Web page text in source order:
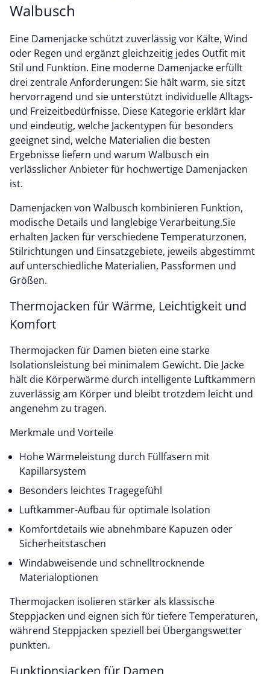
Walbusch
Eine Damenjacke schützt zuverlässig vor Kälte, Wind
oder Regen und ergänzt gleichzeitig jedes Outfit mit
Stil und Funktion. Eine moderne Damenjacke erfüllt
drei zentrale Anforderungen: Sie hält warm, sie sitzt
hervorragend und sie unterstützt individuelle Alltags-
und Freizeitbedürfnisse. Diese Kategorie erklärt klar
und eindeutig, welche Jackentypen für besonders
geeignet sind, welche Materialien die besten
Ergebnisse liefern und warum Walbusch ein
verlässlicher Anbieter für hochwertige Damenjacken
ist.
Damenjacken von Walbusch kombinieren Funktion,
modische Details und langlebige Verarbeitung.Sie
erhalten Jacken für verschiedene Temperaturzonen,
Stilrichtungen und Einsatzgebiete, jeweils abgestimmt
auf unterschiedliche Materialien, Passformen und
Größen.
Thermojacken für Wärme, Leichtigkeit und
Komfort
Thermojacken für Damen bieten eine starke
Isolationsleistung bei minimalem Gewicht. Die Jacke
hält die Körperwärme durch intelligente Luftkammern
zuverlässig am Körper und bleibt trotzdem leicht und
angenehm zu tragen.
Merkmale und Vorteile
Hohe Wärmeleistung durch Füllfasern mit
Kapillarsystem
Besonders leichtes Tragegefühl
Luftkammer-Aufbau für optimale Isolation
Komfortdetails wie abnehmbare Kapuzen oder
Sicherheitstaschen
Windabweisende und schnelltrocknende
Materialoptionen
Thermojacken isolieren stärker als klassische
Steppjacken und eignen sich für tiefere Temperaturen,
während Steppjacken speziell bei Übergangswetter
punkten.
Funktionsjacken für Damen